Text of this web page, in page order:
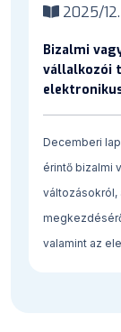
2025/
Bizalmi
vállalkozói
Decemberi
érintő bizalmi
változásokról,
valamint az